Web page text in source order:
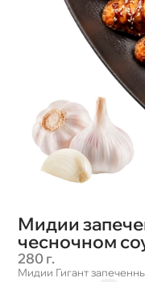
Мидии
чесночном
280 г.
Мидии Гигант